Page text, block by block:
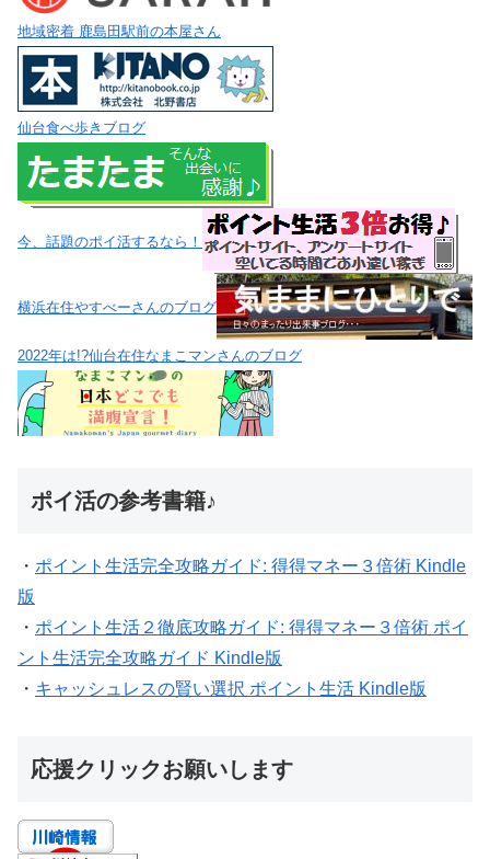
地域密着 鹿島田駅前の本屋さん
仙台食べ歩きブログ
今、話題のポイ活するなら！
横浜在住やすべーさんのブログ
2022年は!?仙台在住なまこマンさんのブログ
ポイ活の参考書籍♪
・ ポイント生活完全攻略ガイド: 得得マネー３倍術 Kindle
版
・ ポイント生活２徹底攻略ガイド: 得得マネー３倍術 ポイ
ント生活完全攻略ガイド Kindle版
・ キャッシュレスの賢い選択 ポイント生活 Kindle版
応援クリックお願いします